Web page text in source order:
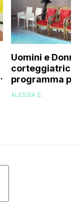
Uomini e
corteggiatrice:
programma
e mi
ALESSIA S.